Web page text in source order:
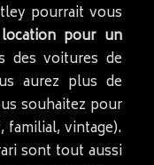
pourrait vous
pour un
des voitures de
aurez plus de
souhaitez pour
familial, vintage).
sont tout aussi